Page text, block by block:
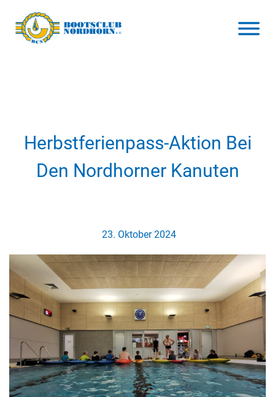
Herbstferienpass-Aktion Bei
Den Nordhorner Kanuten
23. Oktober 2024